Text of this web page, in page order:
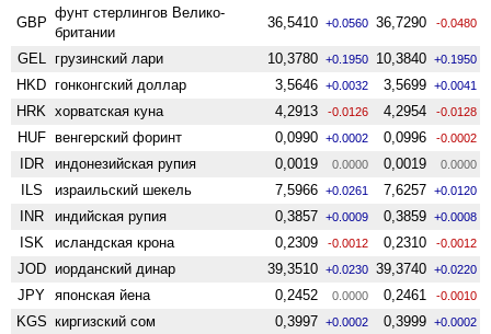
GBP
фунт стерлингов Велико­
британии
36,5410 +0.0560 36,7290 -0.0480
GEL грузинский лари 10,3780 +0.1950 10,3840 +0.1950
HKD гонконгский доллар 3,5646 +0.0032 3,5699 +0.0041
HRK хорватская куна 4,2913 -0.0126 4,2954 -0.0128
HUF венгерский форинт 0,0990 +0.0002 0,0996 -0.0002
IDR индонезийская рупия 0,0019 0.0000 0,0019 0.0000
ILS израильский шекель 7,5966 +0.0261 7,6257 +0.0120
INR индийская рупия 0,3857 +0.0009 0,3859 +0.0008
ISK исландская крона 0,2309 -0.0012 0,2310 -0.0012
JOD иорданский динар 39,3510 +0.0230 39,3740 +0.0220
JPY японская йена 0,2452 0.0000 0,2461 -0.0010
KGS киргизский сом 0,3997 +0.0002 0,3999 +0.0002